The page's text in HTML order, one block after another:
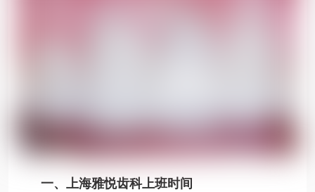
一、上海雅悦齿科上班时间